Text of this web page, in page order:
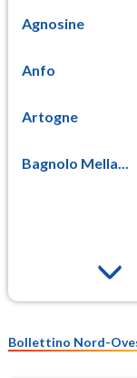
Agnosine
Anfo
Artogne
Bagnolo Mella...
Bollettino Nord-